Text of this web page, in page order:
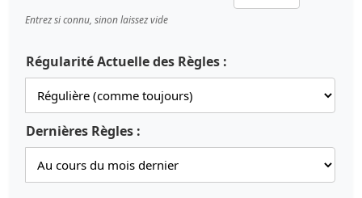
Entrez si connu, sinon laissez vide
Régularité Actuelle des Règles :
Dernières Règles :